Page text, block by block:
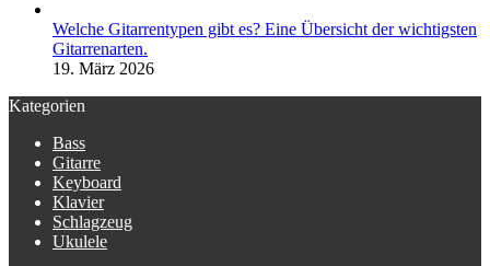
Welche Gitarrentypen gibt es? Eine Übersicht der wichtigsten
Gitarrenarten.
19. März 2026
Kategorien
Bass
Gitarre
Keyboard
Klavier
Schlagzeug
Ukulele